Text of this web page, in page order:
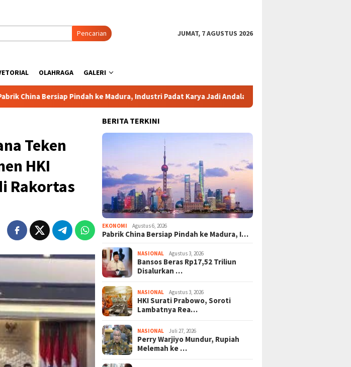
Pencarian
JUMAT, 7 AGUSTUS 2026
OLAHRAGA GALERI
Bersiap Pindah ke Madura, Industri Padat Karya Jadi Andalan Investasi Baru
Teken
HKI
Rakortas
BERITA TERKINI
EKONOMI Agustus 6, 2026
Pabrik China Bersiap Pindah ke Madura, I…
NASIONAL Agustus 3, 2026
Bansos Beras Rp17,52 Triliun
Disalurkan …
NASIONAL Agustus 3, 2026
HKI Surati Prabowo, Soroti
Lambatnya Rea…
NASIONAL Juli 27, 2026
Perry Warjiyo Mundur, Rupiah
Melemah ke …